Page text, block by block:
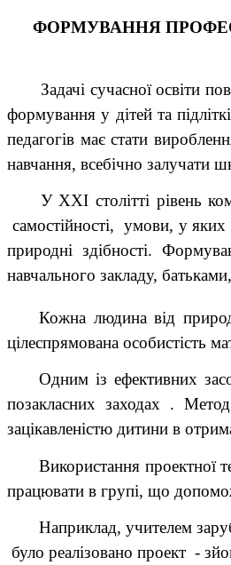
ФОРМУВАННЯ
Задачі сучасної освіти
формування у дітей та
педагогів має стати
навчання, всебічно залучати
У ХХІ столітті рівень
самостійності, умови, у яких
природні здібності.
навчального закладу,
Кожна людина від
цілеспрямована особистість
Одним із ефективних
позакласних заходах . Метод
зацікавленістю дитини в
Використання проектної
працювати в групі, що
Наприклад, учителем
було реалізовано проект -